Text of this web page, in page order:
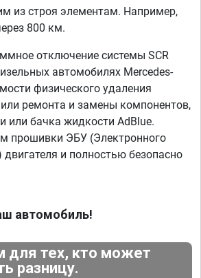
из строя элементам. Например,
800 км.
отключение системы SCR
автомобилях Mercedes-
физического удаления
ремонта и замены компонентов,
или бачка жидкости AdBlue.
прошивки ЭБУ (Электронного
и полностью безопасно
автомобиль!
для тех, кто может
разницу.